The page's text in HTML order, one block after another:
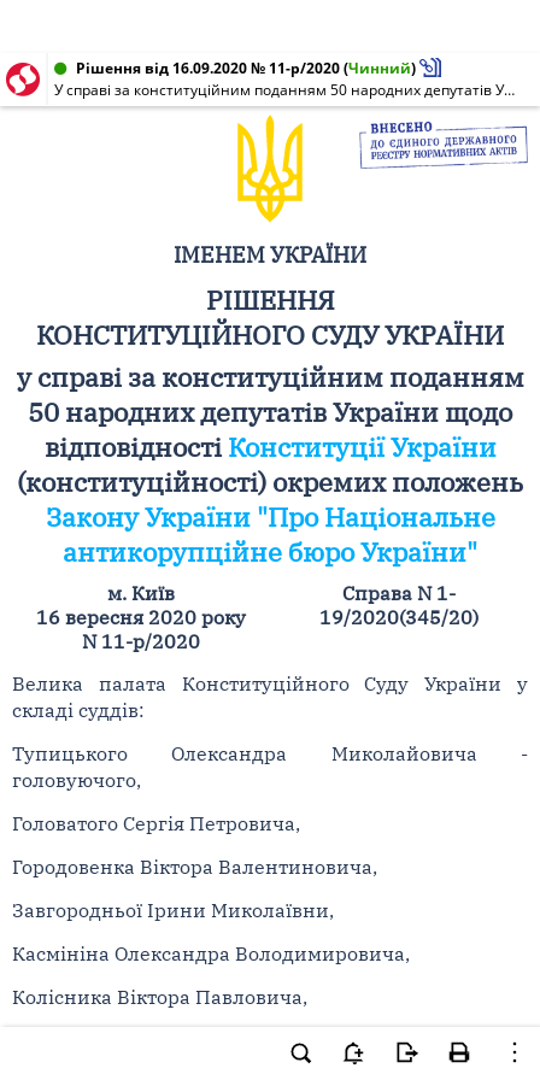
Рішення від 16.09.2020 № 11-р/2020(Чинний)
У справі за конституційним поданням 50 народних депутатів України щодо відповідності Конституції України (конституційності) окремих положень Закону України "Про Національне антикорупційне бюро України"